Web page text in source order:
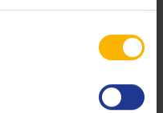
campo in Germania,
l’olio per motori
con motori a gas MWM
concentrazione di